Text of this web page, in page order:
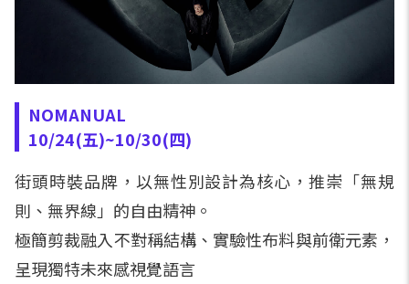
NOMANUAL
10/24(五)~10/30(四)
街頭時裝品牌，以無性別設計為核心，推崇「無規
則、無界線」的自由精神。
極簡剪裁融入不對稱結構、實驗性布料與前衛元素，
呈現獨特未來感視覺語言